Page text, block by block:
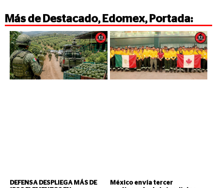
Más de Destacado, Edomex, Portada:
DEFENSA DESPLIEGA MÁS DE
México envía tercer